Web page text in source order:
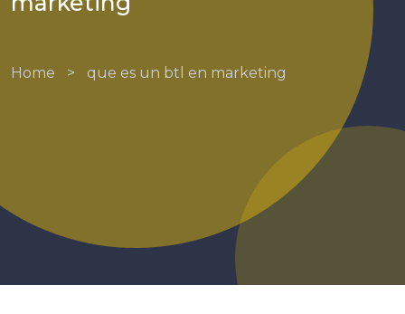
Home > que es un btl en marketing